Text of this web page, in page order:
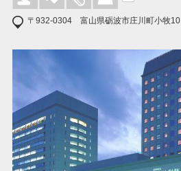
〒932-0304 富山県砺波市庄川町小牧10